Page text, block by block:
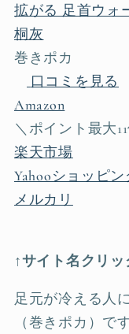
拡がる 足首ウォ
桐灰
巻きポカ
口コミを見る
Amazon
＼ポイント最大
楽天市場
Yahooショッピン
メルカリ
↑サイト名クリ
足元が冷える人
（巻きポカ）です